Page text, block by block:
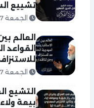
تشييع
الجمعة 07 آب 2026
العالم
الجمعة 07 آب 2026
التشيع
بيعة